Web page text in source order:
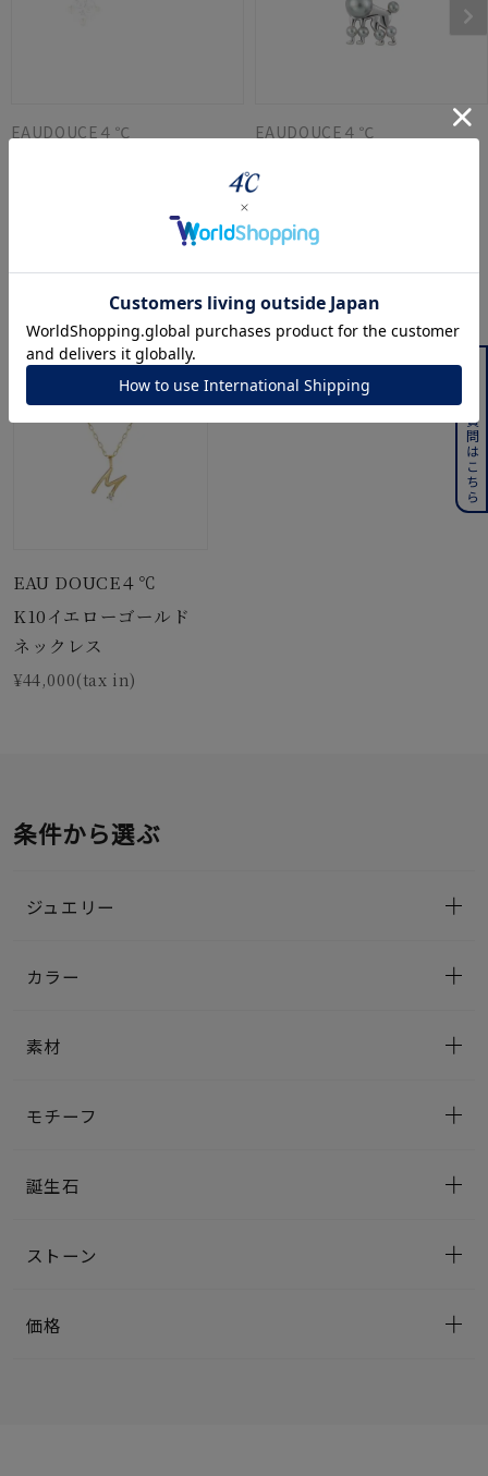
EAUDOUCE４℃ EAUDOUCE４℃
最近チェックした商品
EAU DOUCE４℃
K10イエローゴールド
ネックレス
¥44,000(tax in)
条件から選ぶ
ジュエリー
カラー
素材
モチーフ
誕生石
ストーン
価格
よくある質問はこちら